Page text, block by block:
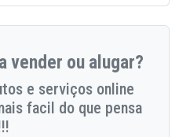
vender ou alugar?
e serviços online
facil do que pensa